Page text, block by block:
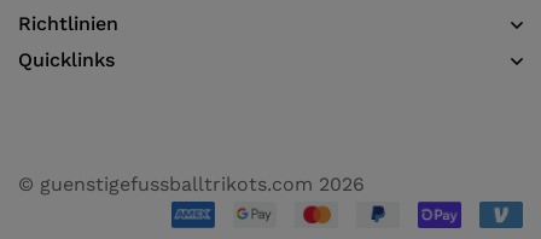
Richtlinien
Quicklinks
© guenstigefussballtrikots.com 2026